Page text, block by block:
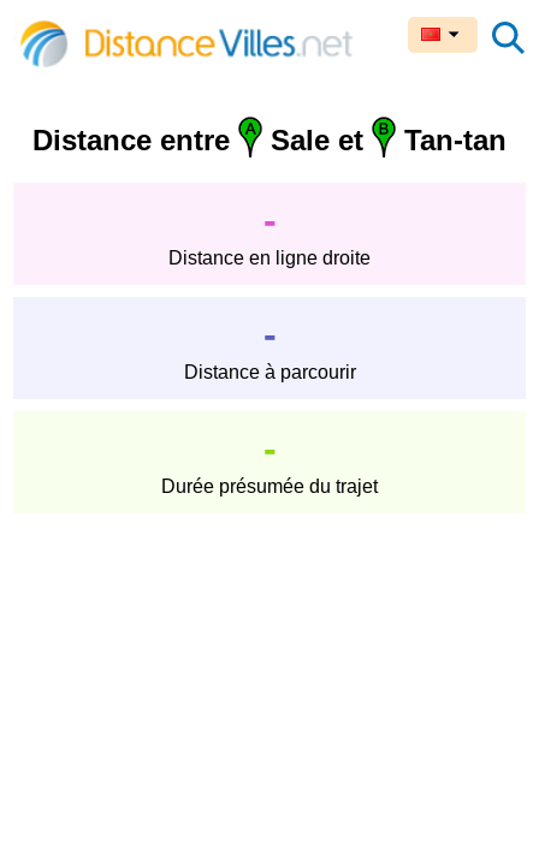
Distance entre Sale et Tan-tan
-
Distance en ligne droite
-
Distance à parcourir
-
Durée présumée du trajet